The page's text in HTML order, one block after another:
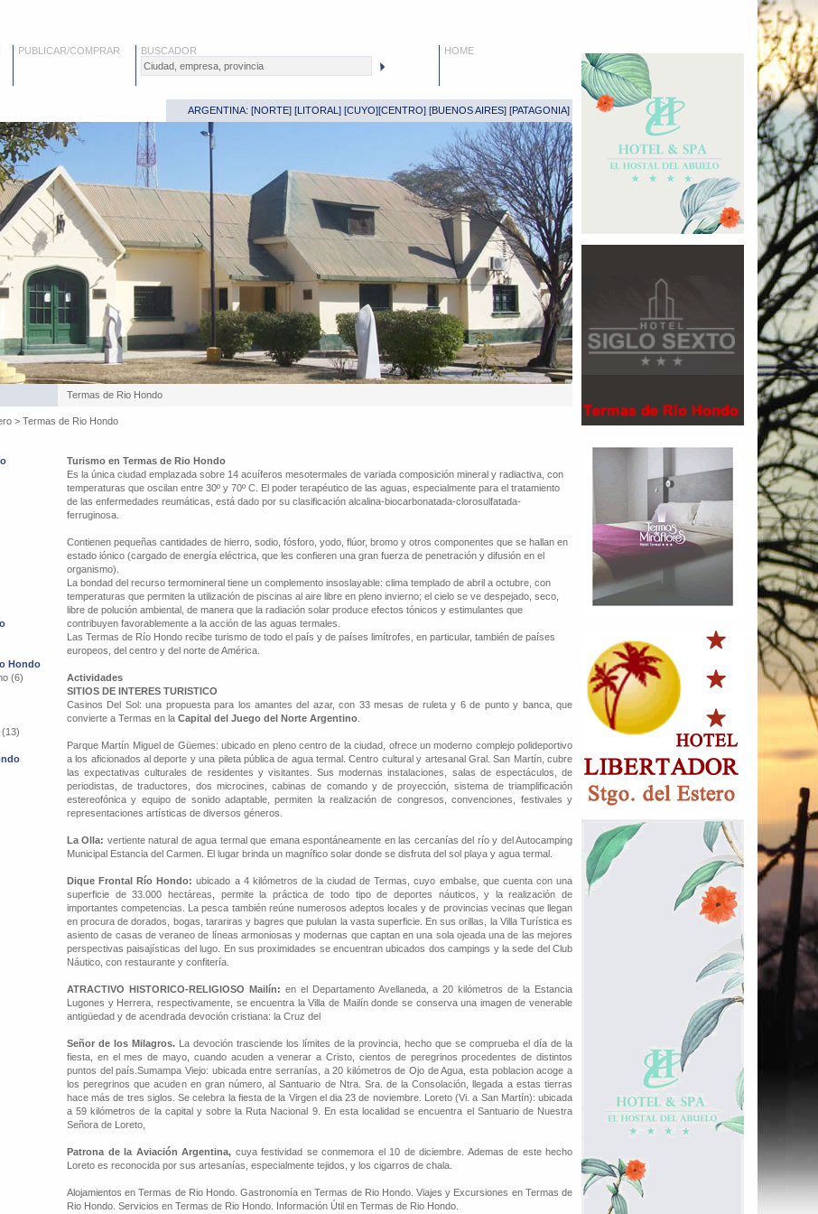
PUBLICAR/COMPRAR BUSCADOR HOME
ARGENTINA: [NORTE] [LITORAL ] [CUYO][CENTRO] [BUENOS AIRES] [PATAGONIA]
Termas de Rio Hondo
> Termas de Rio Hondo
Hondo
(6)
Turismo en Termas de Rio Hondo
Es la única ciudad emplazada sobre 14 acuíferos mesotermales de variada composición mineral y radiactiva, con
temperaturas que oscilan entre 30º y 70º C. El poder terapéutico de las aguas, especialmente para el tratamiento
de las enfermedades reumáticas, está dado por su clasificación alcalina-biocarbonatada-clorosulfatada-
ferruginosa.
Contienen pequeñas cantidades de hierro, sodio, fósforo, yodo, flúor, bromo y otros componentes que se hallan en
estado iónico (cargado de energía eléctrica, que les confieren una gran fuerza de penetración y difusión en el
organismo).
La bondad del recurso termomineral tiene un complemento insoslayable: clima templado de abril a octubre, con
temperaturas que permiten la utilización de piscinas al aire libre en pleno invierno; el cielo se ve despejado, seco,
libre de polución ambiental, de manera que la radiación solar produce efectos tónicos y estimulantes que
contribuyen favorablemente a la acción de las aguas termales.
Las Termas de Río Hondo recibe turismo de todo el país y de países limítrofes, en particular, también de países
europeos, del centro y del norte de América.
Actividades
SITIOS DE INTERES TURISTICO
Casinos Del Sol: una propuesta para los amantes del azar, con 33 mesas de ruleta y 6 de punto y banca, que
convierte a Termas en la Capital del Juego del Norte Argentino
Parque Martín Miguel de Güemes: ubicado en pleno centro de la ciudad, ofrece un moderno complejo polideportivo
a los aficionados al deporte y una pileta pública de agua termal. Centro cultural y artesanal Gral. San Martín, cubre
las expectativas culturales de residentes y visitantes. Sus modernas instalaciones, salas de espectáculos, de
periodistas, de traductores, dos microcines, cabinas de comando y de proyección, sistema de triamplificación
estereofónica y equipo de sonido adaptable, permiten la realización de congresos, convenciones, festivales y
representaciones artísticas de diversos géneros.
La Olla: vertiente natural de agua termal que emana espontáneamente en las cercanías del río y del Autocamping
Municipal Estancia del Carmen. El lugar brinda un magnífico solar donde se disfruta del sol playa y agua termal.
Dique Frontal Río Hondo:ubicado a 4 kilómetros de la ciudad de Termas, cuyo embalse, que cuenta con una
superficie de 33.000 hectáreas, permite la práctica de todo tipo de deportes náuticos, y la realización de
importantes competencias. La pesca también reúne numerosos adeptos locales y de provincias vecinas que llegan
en procura de dorados, bogas, tarariras y bagres que pululan la vasta superficie. En sus orillas, la Villa Turística es
asiento de casas de veraneo de líneas armoniosas y modernas que captan en una sola ojeada una de las mejores
perspectivas paisajísticas del lugo. En sus proximidades se encuentran ubicados dos campings y la sede del Club
Náutico, con restaurante y confitería.
ATRACTIVO HISTORICO-RELIGIOSO Mailín: en el Departamento Avellaneda, a 20 kilómetros de la Estancia
Lugones y Herrera, respectivamente, se encuentra la Villa de Mailín donde se conserva una imagen de venerable
antigüedad y de acendrada devoción cristiana: la Cruz del
Señor de los Milagros.La devoción trasciende los límites de la provincia, hecho que se comprueba el día de la
fiesta, en el mes de mayo, cuando acuden a venerar a Cristo, cientos de peregrinos procedentes de distintos
puntos del país.Sumampa Viejo: ubicada entre serranías, a 20 kilómetros de Ojo de Agua, esta poblacion acoge a
los peregrinos que acuden en gran número, al Santuario de Ntra. Sra. de la Consolación, llegada a estas tierras
hace más de tres siglos. Se celebra la fiesta de la Virgen el dia 23 de noviembre. Loreto (Vi. a San Martín): ubicada
a 59 kilómetros de la capital y sobre la Ruta Nacional 9. En esta localidad se encuentra el Santuario de Nuestra
Señora de Loreto,
Patrona de la Aviación Argentina, cuya festividad se conmemora el 10 de diciembre. Ademas de este hecho
Loreto es reconocida por sus artesanías, especialmente tejidos, y los cigarros de chala.
Alojamientos en Termas de Rio Hondo. Gastronomía en Termas de Rio Hondo. Viajes y Excursiones en Termas de
Rio Hondo. Servicios en Termas de Rio Hondo. Información Útil en Termas de Rio Hondo.